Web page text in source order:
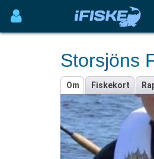
Storsjöns
Om Fiskekort